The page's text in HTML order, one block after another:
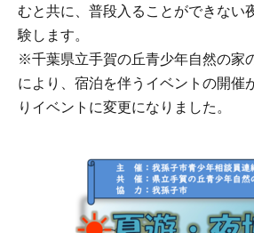
むと共に、普段入ることができない
験します。
※千葉県立手賀の丘青少年自然の家
により、宿泊を伴うイベントの開催
りイベントに変更になりました。